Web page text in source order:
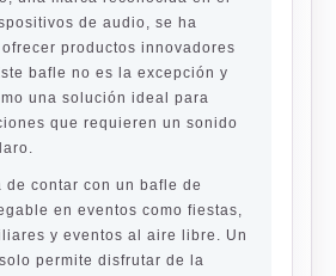
de audio, se ha
productos innovadores
bafle no es la excepción y
una solución ideal para
que requieren un sonido
de contar con un bafle de
en eventos como fiestas,
y eventos al aire libre. Un
permite disfrutar de la